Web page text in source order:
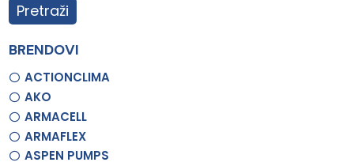
Pretraži
BRENDOVI
ACTIONCLIMA
AKO
ARMACELL
ARMAFLEX
ASPEN PUMPS